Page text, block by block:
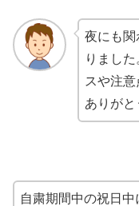
夜にも関
りまし
スや注意
ありがと
自粛期間中の祝日